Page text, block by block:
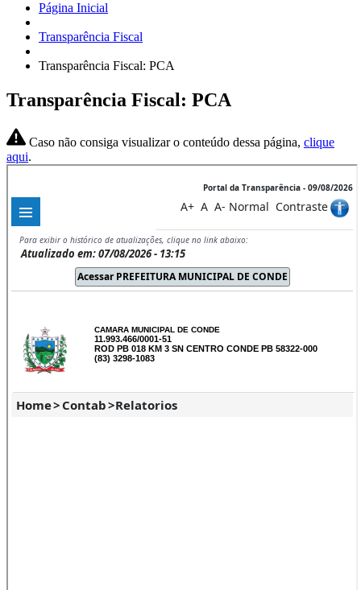
Página Inicial
Transparência Fiscal
Transparência Fiscal: PCA
Transparência Fiscal: PCA
Caso não consiga visualizar o conteúdo dessa página, clique
aqui.